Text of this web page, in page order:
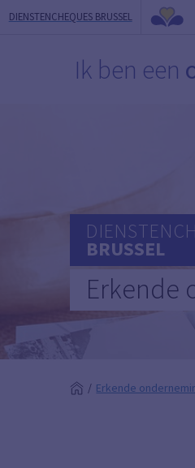
DIENSTENCHEQUES BRUSSEL
Ik ben een
BRUSSEL
Erkende
Erkende